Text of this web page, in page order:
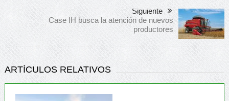
Siguiente
Case IH busca la atención de nuevos
productores
ARTÍCULOS RELATIVOS